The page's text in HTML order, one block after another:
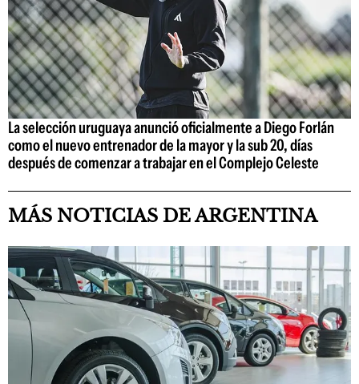
La selección uruguaya anunció oficialmente a Diego Forlán
como el nuevo entrenador de la mayor y la sub 20, días
después de comenzar a trabajar en el Complejo Celeste
MÁS NOTICIAS DE ARGENTINA